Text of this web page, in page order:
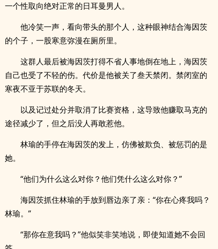
一个性取向绝对正常的日耳曼男人。
他冷笑一声，看向带头的那个人，这种眼神结合海因茨
的个子，一股寒意弥漫在厕所里。
这群人最后被海因茨打得不省人事地倒在地上，海因茨
自己也受了不轻的伤。代价是他被关了叁天禁闭。禁闭室的
寒夜不亚于苏联的冬天。
以及记过处分并取消了比赛资格，这导致他赚取马克的
途径减少了，但之后没人再敢惹他。
林瑜的手停在海因茨的发上，仿佛被欺负、被惩罚的是
她。
“他们为什么这么对你？他们凭什么这么对你？”
海因茨抓住林瑜的手放到唇边亲了亲：“你在心疼我吗？
林瑜。”
“那你在意我吗？”他似笑非笑地说，即使知道她不会回